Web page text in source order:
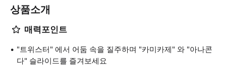
상품소개
매력포인트
"트위스터" 에서 어둠 속을 질주하며 "카미카제" 와 "아나콘
다" 슬라이드를 즐겨보세요